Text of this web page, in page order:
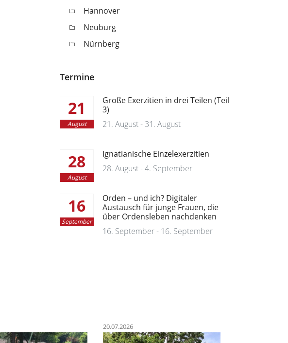
Hannover
Neuburg
Nürnberg
Termine
21
August
Große Exerzitien in drei Teilen (Teil
3)
21. August - 31. August
28
August
Ignatianische Einzelexerzitien
28. August - 4. September
16
September
Orden – und ich? Digitaler
Austausch für junge Frauen, die
über Ordensleben nachdenken
16. September - 16. September
20.07.2026